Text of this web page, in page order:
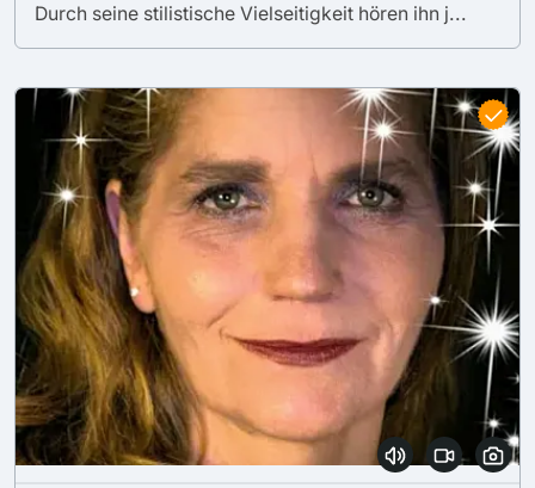
Durch seine stilistische Vielseitigkeit hören ihn j...